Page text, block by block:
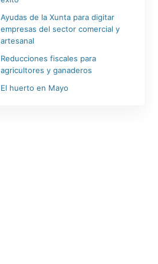
Ayudas de la Xunta para digitar
empresas del sector comercial y
artesanal
Reducciones fiscales para
agricultores y ganaderos
El huerto en Mayo